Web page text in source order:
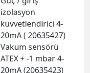
izolasyon
kuvvetlendirici 4-
20mA ( 20635427)
Vakum sensörü
ATEX + -1 mbar 4-
20mA (20635423)